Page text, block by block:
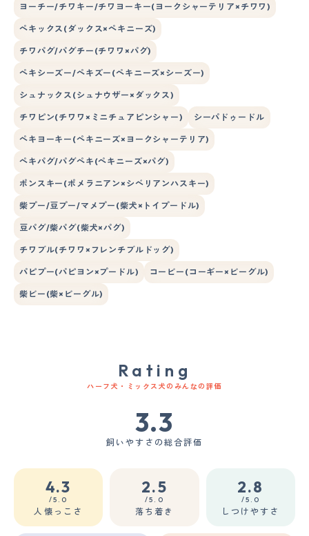
ヨーチー/チワキー/チワヨーキー(ヨークシャーテリア×チワワ)
ペキックス(ダックス×ペキニーズ)
チワパグ/パグチー(チワワ×パグ)
ペキシーズー/ペキズー(ペキニーズ×シーズー)
シュナックス(シュナウザー×ダックス)
チワピン(チワワ×ミニチュアピンシャー) シーパドゥードル
ペキヨーキー(ペキニーズ×ヨークシャーテリア)
ペキパグ/パグペキ(ペキニーズ×パグ)
ポンスキー(ポメラニアン×シベリアンハスキー)
柴プー/豆プー/マメプー(柴犬×トイプードル)
豆パグ/柴パグ(柴犬×パグ)
チワブル(チワワ×フレンチブルドッグ)
パピプー(パピヨン×プードル) コービー(コーギー×ビーグル)
柴ビー(柴×ビーグル)
Rating
ハーフ犬・ミックス犬のみんなの評価
3.3
飼いやすさの総合評価
4.3
/5.0
人懐っこさ
2.5
/5.0
落ち着き
2.8
/5.0
しつけやすさ